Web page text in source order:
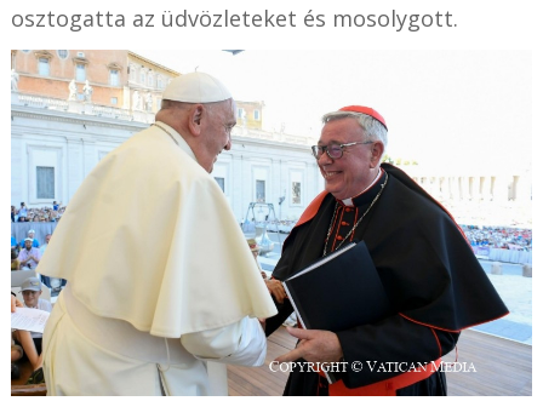
osztogatta az üdvözleteket és mosolygott.